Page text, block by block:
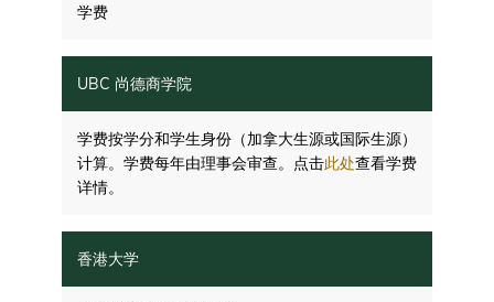
学费
学费按学分和学生身份（加拿大生源或国际生源）
计算。学费每年由理事会审查。点击此处查看学费
详情。